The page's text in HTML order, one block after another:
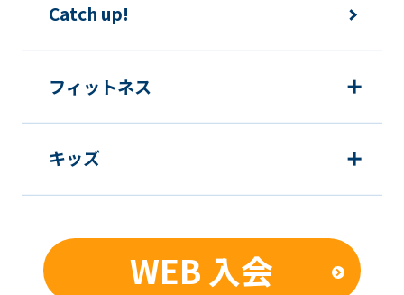
Catch up!
フィットネス
キッズ
WEB 入会